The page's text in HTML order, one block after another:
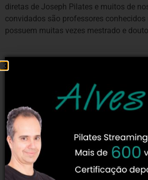
diretas de Joseph Pilates e muitos de
convidados são professores conhecidos
possuem muitas vezes mestrado e